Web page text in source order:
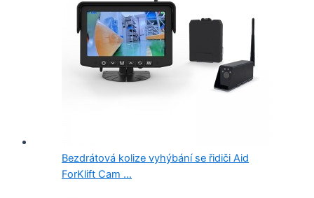
Bezdrátová kolize vyhýbání se řidiči Aid
ForKlift Cam ...